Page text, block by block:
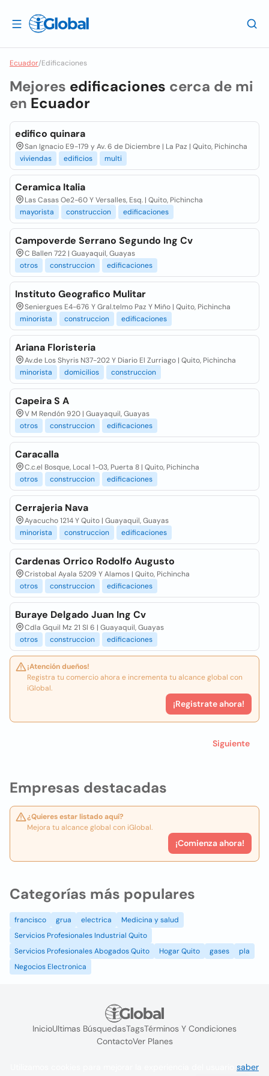
Ecuador/Edificaciones
Empresas destacadas
¿Quieres estar listado aquí?
Mejora tu alcance global con iGlobal.
¡Comienza ahora!
Mejores edificaciones cerca de mi
en Ecuador
edifico quinara
San Ignacio E9-179 y Av. 6 de Diciembre | La Paz | Quito, Pichincha
viviendas
edificios multi
Ceramica Italia
Las Casas Oe2-60 Y Versalles, Esq. | Quito, Pichincha
mayorista
construccion edificaciones
Campoverde Serrano Segundo Ing Cv
C Ballen 722 | Guayaquil, Guayas
otros
construccion edificaciones
Instituto Geografico Mulitar
Seniergues E4-676 Y Gral.telmo Paz Y Miño | Quito, Pichincha
minorista
construccion edificaciones
Ariana Floristeria
Av.de Los Shyris N37-202 Y Diario El Zurriago | Quito, Pichincha
minorista
domicilios construccion
Capeira S A
V M Rendón 920 | Guayaquil, Guayas
otros
construccion edificaciones
Caracalla
C.c.el Bosque, Local 1-03, Puerta 8 | Quito, Pichincha
otros
construccion edificaciones
Cerrajeria Nava
Ayacucho 1214 Y Quito | Guayaquil, Guayas
minorista
construccion edificaciones
Cardenas Orrico Rodolfo Augusto
Cristobal Ayala 5209 Y Alamos | Quito, Pichincha
otros
construccion edificaciones
Buraye Delgado Juan Ing Cv
Cdla Gquil Mz 21 Sl 6 | Guayaquil, Guayas
otros
construccion edificaciones
¡Atención dueños!
Registra tu comercio ahora e incrementa tu alcance global con
iGlobal.
¡Registrate ahora!
Siguiente
Categorías más populares
francisco grua electrica
Medicina y salud
Servicios Profesionales Industrial Quito
Servicios Profesionales Abogados Quito
Hogar Quito gases
pla
Negocios Electronica
InicioUltimas BúsquedasTagsTérminos Y Condiciones
ContactoVer Planes
saber